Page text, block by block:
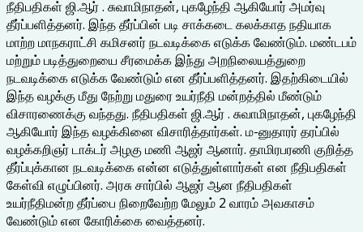
நீதிபதிகள் ஜி.ஆர் . சுவாமிநாதன், புகழேந்தி ஆகியோர் அமர்வு
தீர்ப்பளித்தனர். இந்த தீர்ப்பின் படி சாக்கடை கலக்காத நதியாக
மாற்ற மாநகராட்சி கமிசனர் நடவடிக்கை எடுக்க வேண்டும். மண்டபம்
மற்றும் படித்துறையை சீரமைக்க இந்து அறநிலையத்துறை
நடவடிக்கை எடுக்க வேண்டும் என தீர்ப்பளித்தனர். இதற்கிடையில்
இந்த வழக்கு மீது நேற்று மதுரை உயர்நீதி மன்றத்தில் மீண்டும்
விசாரணைக்கு வந்தது. நீதிபதிகள் ஜி.ஆர் . சுவாமிநாதன், புகழேந்தி
ஆகியோர் இந்த வழக்கினை விசாரித்தார்கள். ம-னுதாரர் தரப்பில்
வழக்கறிஞர் டாக்டர் அழகு மணி ஆஜர் ஆனார். தாமிரபரணி குறித்த
தீர்ப்புக்கான நடவடிக்கை என்ன எடுத்துள்ளார்கள் என நீதிபதிகள்
கேள்வி எழுப்பினர். அரசு சார்பில் ஆஜர் ஆன நீதிபதிகள்
உயர்நீதிமன்ற தீர்ப்பை நிறைவேற்ற மேலும் 2 வாரம் அவகாசம்
வேண்டும் என கோரிக்கை வைத்தனர்.